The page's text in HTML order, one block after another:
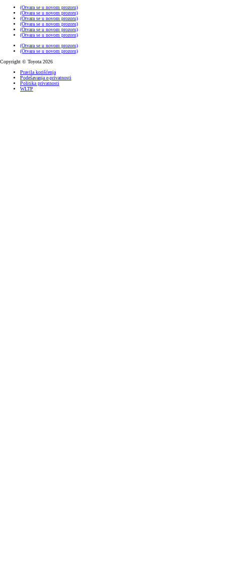
(Otvara se u novom prozoru)
(Otvara se u novom prozoru)
(Otvara se u novom prozoru)
(Otvara se u novom prozoru)
(Otvara se u novom prozoru)
(Otvara se u novom prozoru)
(Otvara se u novom prozoru)
(Otvara se u novom prozoru)
Copyright © Toyota 2026
Pravila korišćenja
Podešavanja e-privatnosti
Politika privatnosti
WLTP